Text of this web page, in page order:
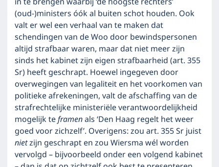
(oud-)ministers óók al buiten schot houden. Ook
valt er wel een verhaal van te maken dat
schendingen van de Woo door bewindspersonen
altijd strafbaar waren, maar dat niet meer zijn
sinds het kabinet zijn eigen strafbaarheid (art. 355
Sr) heeft geschrapt. Hoewel ingegeven door
overwegingen van legaliteit en het voorkomen van
politieke afrekeningen, valt de afschaffing van de
strafrechtelijke ministeriële verantwoordelijkheid
mogelijk teframenals ‘Den Haag regelt het weer
goed voor zichzelf’. Overigens: zou art. 355 Sr juist
nietzijn geschrapt en zou Wiersma wél worden
vervolgd – bijvoorbeeld onder een volgend kabinet